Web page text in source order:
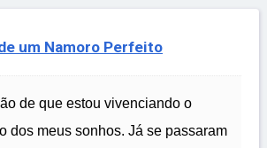
um Namoro Perfeito
de que estou vivenciando o
dos meus sonhos. Já se passaram